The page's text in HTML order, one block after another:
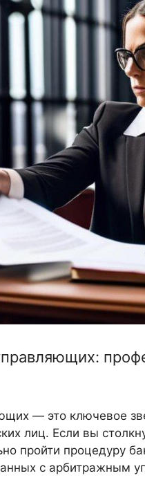
— это ключевое
лиц. Если вы
пройти процедуру
с арбитражным